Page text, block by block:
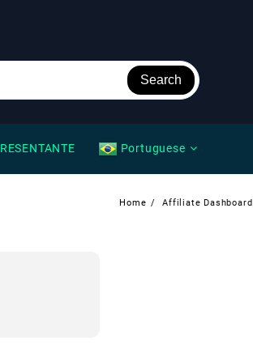
Search
Portuguese
Home Affiliate Dashboard